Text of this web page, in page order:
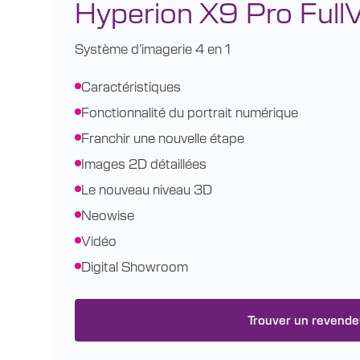
Hyperion X9 Pro
Système d’imagerie 4 en 1
Caractéristiques
Fonctionnalité du portrait numérique
Franchir une nouvelle étape
Images 2D détaillées
Le nouveau niveau 3D
Neowise
Vidéo
Digital Showroom
Trouver un